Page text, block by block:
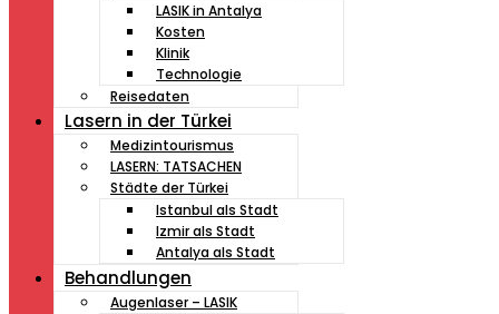
LASIK in Antalya
Kosten
Klinik
Technologie
Reisedaten
Lasern in der Türkei
Medizintourismus
LASERN: TATSACHEN
Städte der Türkei
Istanbul als Stadt
Izmir als Stadt
Antalya als Stadt
Behandlungen
Augenlaser – LASIK